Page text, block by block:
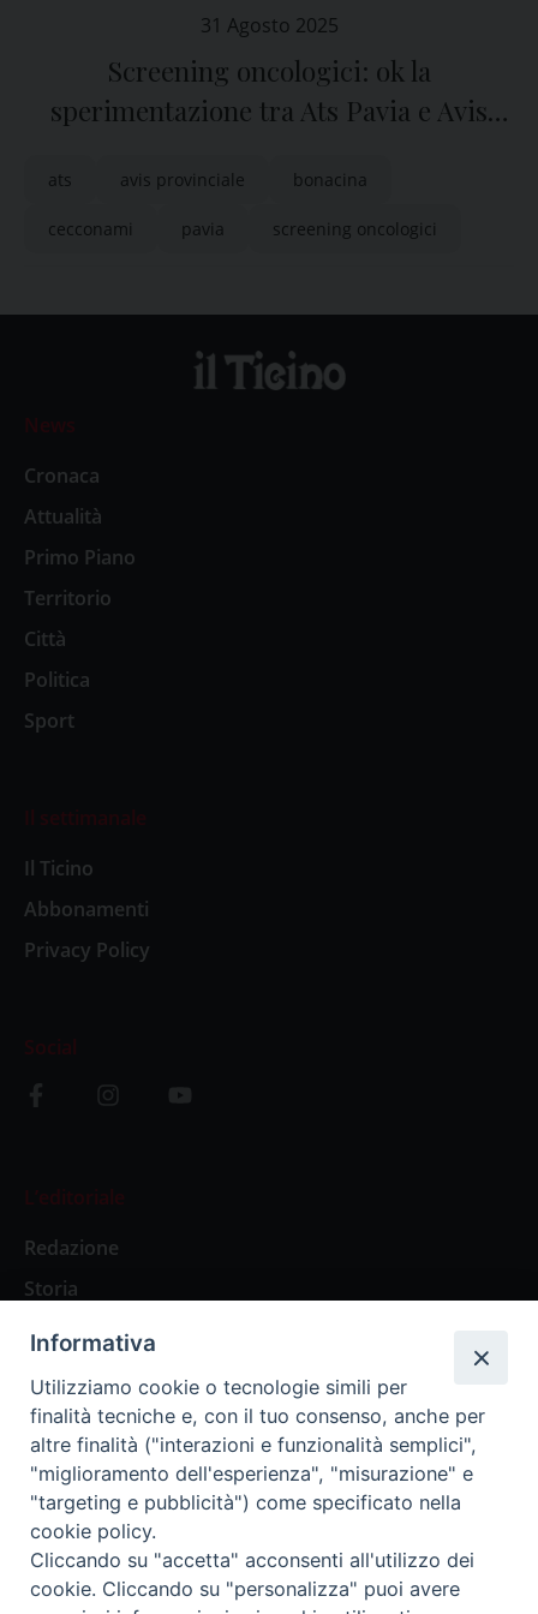
31 Agosto 2025
Screening oncologici: ok la
sperimentazione tra Ats Pavia e Avis
ats avis provinciale bonacina
cecconami pavia screening oncologici
News
Cronaca
Attualità
Primo Piano
Territorio
Città
Politica
Sport
Il settimanale
Il Ticino
Abbonamenti
Privacy Policy
Social
L’editoriale
Redazione
Storia
Abbonamenti
Abbonamento Annuale Digitale
Abbonamento Annuale Cartaceo
Abbonamento Singola Copia Digitale
Informativa
Utilizziamo cookie o tecnologie simili per
finalità tecniche e, con il tuo consenso, anche per
altre finalità ("interazioni e funzionalità semplici",
"miglioramento dell'esperienza", "misurazione" e
"targeting e pubblicità") come specificato nella
cookie policy.
Cliccando su "accetta" acconsenti all'utilizzo dei
cookie. Cliccando su "personalizza" puoi avere